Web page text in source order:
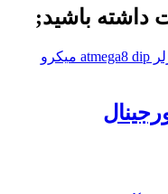
باشید;